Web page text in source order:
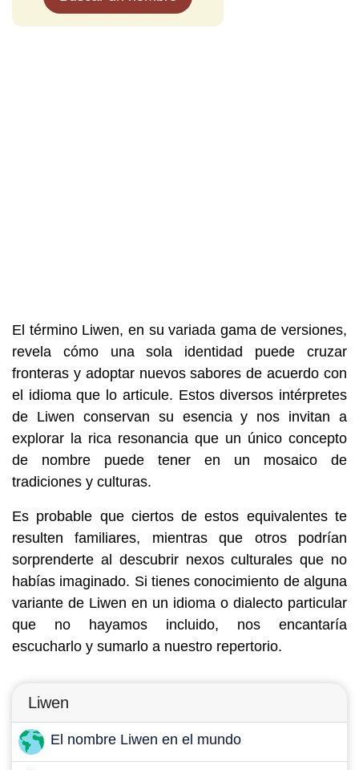
El término Liwen, en su variada gama de versiones,
revela cómo una sola identidad puede cruzar
fronteras y adoptar nuevos sabores de acuerdo con
el idioma que lo articule. Estos diversos intérpretes
de Liwen conservan su esencia y nos invitan a
explorar la rica resonancia que un único concepto
de nombre puede tener en un mosaico de
tradiciones y culturas.
Es probable que ciertos de estos equivalentes te
resulten familiares, mientras que otros podrían
sorprenderte al descubrir nexos culturales que no
habías imaginado. Si tienes conocimiento de alguna
variante de Liwen en un idioma o dialecto particular
que no hayamos incluido, nos encantaría
escucharlo y sumarlo a nuestro repertorio.
Liwen
El nombre Liwen en el mundo